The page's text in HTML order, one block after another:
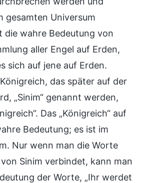
gesamten Universum
die wahre Bedeutung von
aller Engel auf Erden,
sich auf jene auf Erden.
das später auf der
„Sinim“ genannt werden,
Das „Königreich“ auf
Bedeutung; es ist im
Nur wenn man die Worte
Sinim verbindet, kann man
der Worte, „Ihr werdet